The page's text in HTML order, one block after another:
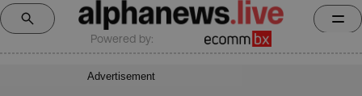
Powered by:
Advertisement